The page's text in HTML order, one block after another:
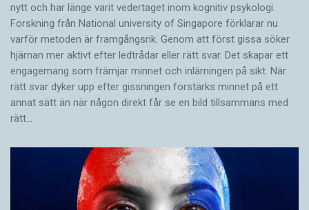
nytt och har länge varit vedertaget inom kognitiv psykologi.
Forskning från National university of Singa­pore förklarar nu
varför metoden är framgångsrik. Genom att först gissa ­söker
hjärnan mer aktivt ­efter ledtrådar eller rätt svar. Det skapar ett
engagemang som främjar minnet och inlärningen på sikt. När
rätt svar dyker upp efter gissningen förstärks minnet på ett
annat sätt än när någon direkt får se en bild tillsammans med
rätt…